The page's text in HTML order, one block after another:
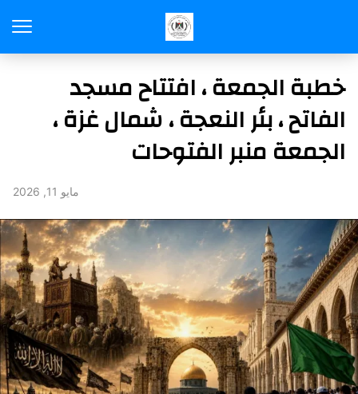
خطبة الجمعة ، افتتاح مسجد
الفاتح ، بئر النعجة ، شمال غزة ،
الجمعة منبر الفتوحات
مايو 11, 2026